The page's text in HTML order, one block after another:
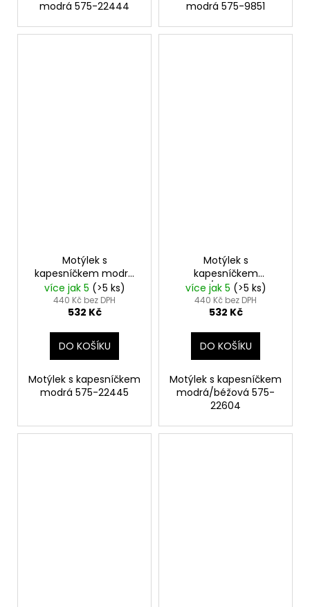
modrá 575-22444
modrá 575-9851
Motýlek s
kapesníčkem modrá
575-22445
více jak 5 (>5 ks)
440 Kč bez DPH
532 Kč
DO KOŠÍKU
Motýlek s kapesníčkem
modrá 575-22445
Motýlek s
kapesníčkem
modrá/béžová 575-
22604
více jak 5 (>5 ks)
440 Kč bez DPH
532 Kč
DO KOŠÍKU
Motýlek s kapesníčkem
modrá/béžová 575-
22604